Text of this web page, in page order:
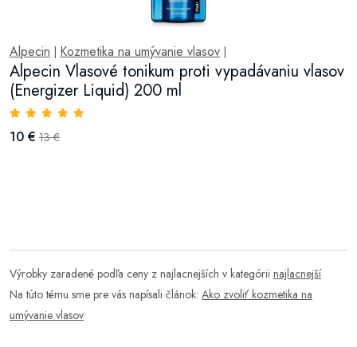
Alpecin Kozmetika na umývanie vlasov
Alpecin Vlasové tonikum proti vypadávaniu vlasov
(Energizer Liquid) 200 ml
10 € 13 €
Výrobky zaradené podľa ceny z najlacnejších v kategórii najlacnejší
Na túto tému sme pre vás napísali článok: Ako zvoliť kozmetika na
umývanie vlasov